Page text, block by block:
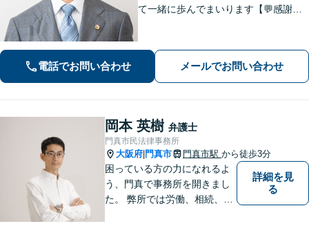
て一緒に歩んでまいります【💬感謝の
年以上】【土日祝日対応】【枚方市駅3
0秒／駅近で便利】
電話でお問い合わせ メールでお問い合わせ
岡本 英樹 弁護士
門真市民法律事務所
大阪府 門真市 門真市駅 から徒歩3分
困っている方の力になれるよ
う、門真で事務所を開きまし
た。 弊所では労働、相続、離
詳細を見
る